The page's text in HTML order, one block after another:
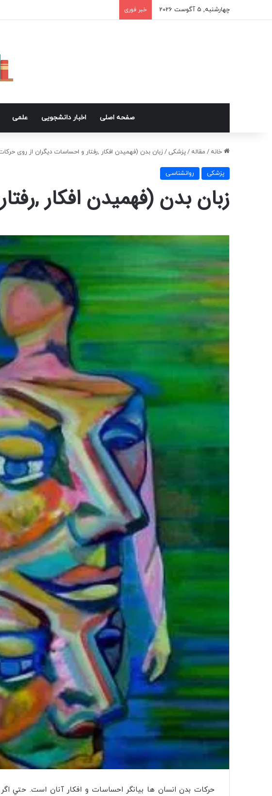
چهارشنبه, 5 آگوست 2026 خبر فوری
صفحه اصلی اخبار دانشجویی علمی
خانه / مقاله /پزشکی / زبان بدن (فهمیدن افکار ,رفتار و احساسات دیگران از روی
پزشکی روانشناسی
زبان بدن (فهمیدن افکار
حرکات بدن انسان ها بيانگر احساسات و افکار آنان است. حتي